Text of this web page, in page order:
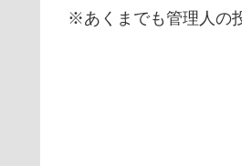
※あくまでも管理人の